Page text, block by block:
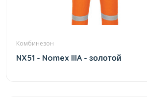
Комбинезон
NX51 - Nomex IIIA - золотой